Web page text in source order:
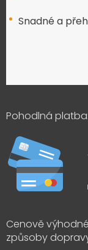
Snadné a
Pohodlná platba:
Cenově výhodné
způsoby